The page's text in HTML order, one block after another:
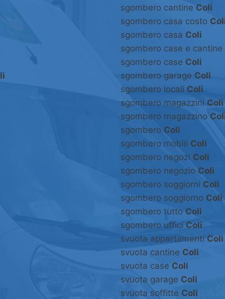
sgombero cantine Coli
sgombero casa costo
sgombero casa Coli
sgombero case e cantine
sgombero case Coli
sgombero garage Coli
sgombero locali Coli
sgombero magazzini Coli
sgombero magazzino
sgombero Coli
sgombero mobili Coli
sgombero negozi Coli
sgombero negozio Coli
sgombero soggiorni Coli
sgombero soggiorno Coli
sgombero tutto Coli
sgombero uffici Coli
svuota appartamenti Coli
svuota cantine Coli
svuota case Coli
svuota garage Coli
svuota soffitte Coli